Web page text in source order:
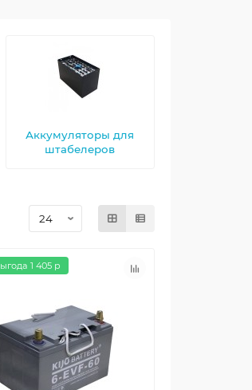
Аккумуляторы для
штабелеров
1 405 р